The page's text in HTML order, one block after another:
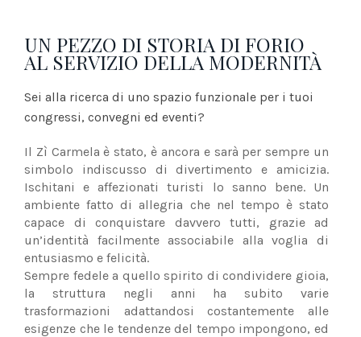
UN PEZZO DI STORIA DI FORIO
AL SERVIZIO DELLA MODERNITÀ
Sei alla ricerca di uno spazio funzionale per i tuoi
congressi, convegni ed eventi?
Il Zì Carmela è stato, è ancora e sarà per sempre un
simbolo indiscusso di divertimento e amicizia.
Ischitani e affezionati turisti lo sanno bene. Un
ambiente fatto di allegria che nel tempo è stato
capace di conquistare davvero tutti, grazie ad
un’identità facilmente associabile alla voglia di
entusiasmo e felicità.
Sempre fedele a quello spirito di condividere gioia,
la struttura negli anni ha subito varie
trasformazioni adattandosi costantemente alle
esigenze che le tendenze del tempo impongono, ed